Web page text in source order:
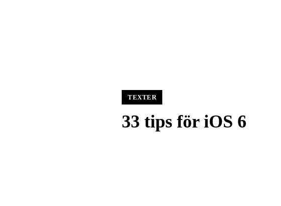
TEXTER
33 tips för iOS 6